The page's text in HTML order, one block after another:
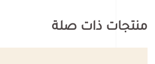
منتجات ذات صلة